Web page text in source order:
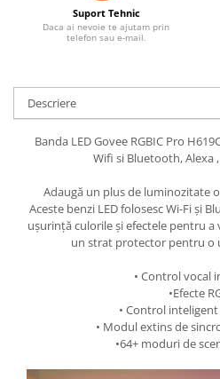
Suport Tehnic
Daca ai nevoie te ajutam prin
telefon sau e-mail.
Descriere
Banda LED Govee RGBIC Pro
Wifi si Bluetooth, Alexa
Adaugă un plus de luminozitate
Aceste benzi LED folosesc Wi-Fi și
ușurință culorile și efectele pentru a
un strat protector pentru o
• Control vocal
•Efecte
• Control
• Modul extins de
•64+ moduri de